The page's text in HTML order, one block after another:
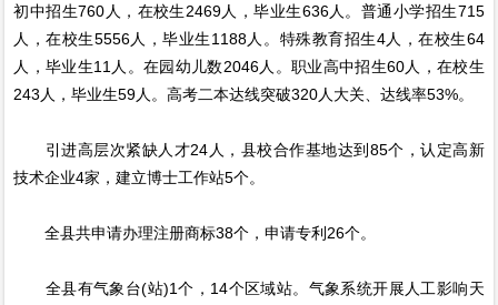
初中招生760人，在校生2469人，毕业生636人。普通小学招生715
人，在校生5556人，毕业生1188人。特殊教育招生4人，在校生64
人，毕业生11人。在园幼儿数2046人。职业高中招生60人，在校生
243人，毕业生59人。高考二本达线突破320人大关、达线率53%。
引进高层次紧缺人才24人，县校合作基地达到85个，认定高新
技术企业4家，建立博士工作站5个。
全县共申请办理注册商标38个，申请专利26个。
全县有气象台(站)1个，14个区域站。气象系统开展人工影响天